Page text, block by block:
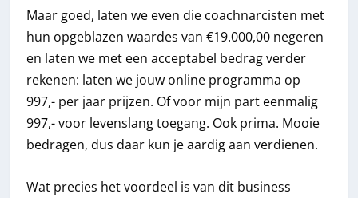
Maar goed, laten we even die coachnarcisten met
hun opgeblazen waardes van €19.000,00 negeren
en laten we met een acceptabel bedrag verder
rekenen: laten we jouw online programma op
997,- per jaar prijzen. Of voor mijn part eenmalig
997,- voor levenslang toegang. Ook prima. Mooie
bedragen, dus daar kun je aardig aan verdienen.
Wat precies het voordeel is van dit business